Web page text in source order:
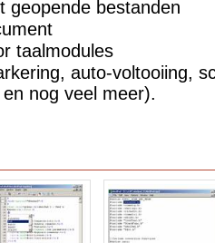
geopende bestanden
taalmodules
auto-voltooiing,
nog veel meer).